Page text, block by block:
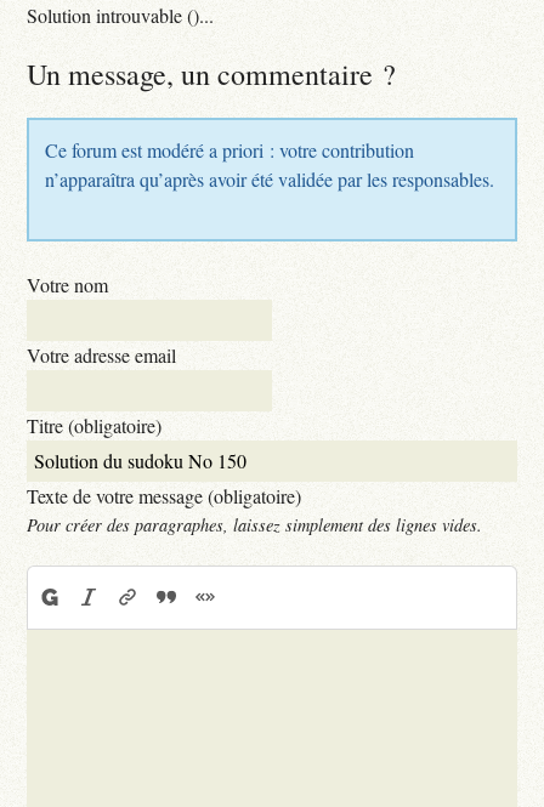
Solution introuvable ()...
Un message, un commentaire ?
Ce forum est modéré a priori : votre contribution
n’apparaîtra qu’après avoir été validée par les responsables.
Votre nom
Votre adresse email
Titre (obligatoire)
Texte de votre message (obligatoire)
Pour créer des paragraphes, laissez simplement des lignes vides.